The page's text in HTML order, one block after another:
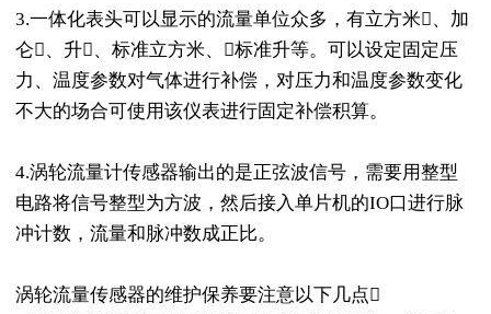
3.一体化表头可以显示的流量单位众多，有立方米、加
仑、升、标准立方米、标准升等。可以设定固定压
力、温度参数对气体进行补偿，对压力和温度参数变化
不大的场合可使用该仪表进行固定补偿积算。
4.涡轮流量计传感器输出的是正弦波信号，需要用整型
电路将信号整型为方波，然后接入单片机的IO口进行脉
冲计数，流量和脉冲数成正比。
涡轮流量传感器的维护保养要注意以下几点